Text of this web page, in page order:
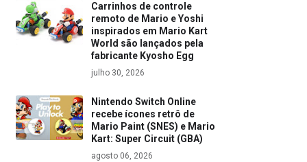
Carrinhos de controle
remoto de Mario e Yoshi
inspirados em Mario Kart
World são lançados pela
fabricante Kyosho Egg
julho 30, 2026
Nintendo Switch Online
recebe ícones retrô de
Mario Paint (SNES) e Mario
Kart: Super Circuit (GBA)
agosto 06, 2026